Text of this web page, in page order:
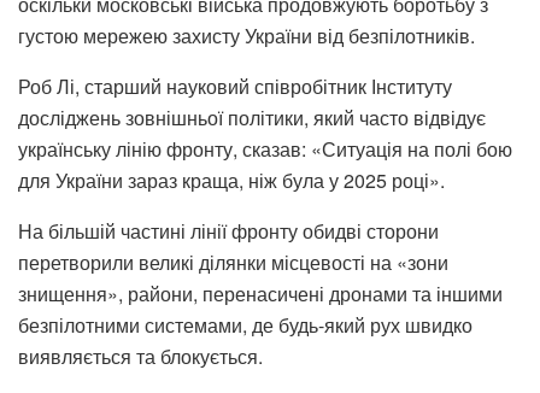
густою мережею захисту України від безпілотників.
Роб Лі, старший науковий співробітник Інституту
досліджень зовнішньої політики, який часто відвідує
українську лінію фронту, сказав: «Ситуація на полі бою
для України зараз краща, ніж була у 2025 році».
На більшій частині лінії фронту обидві сторони
перетворили великі ділянки місцевості на «зони
знищення», райони, перенасичені дронами та іншими
безпілотними системами, де будь-який рух швидко
виявляється та блокується.